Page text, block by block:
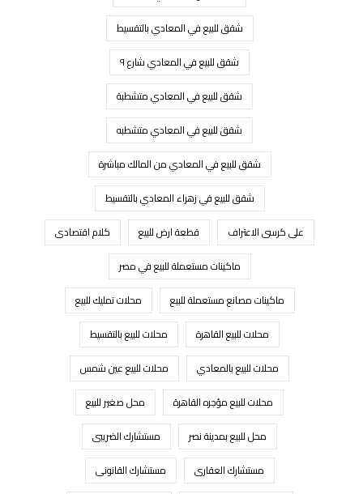
شقق للبيع في المعادي بالتقسيط
شقق للبيع في المعادي شارع ٩
شقق للبيع في المعادي متشطبة
شقق للبيع في المعادي متشطبه
شقق للبيع في المعادي من المالك مباشرة
شقق للبيع في زهراء المعادي بالتقسيط
على كرسى الاعتراف
قطعة ارض للبيع
كلام اقتصادى
ماكينات مستعملة للبيع في مصر
ماكينات مصانع مستعملة للبيع
محلات تمليك للبيع
محلات للبيع القاهرة
محلات للبيع بالتقسيط
محلات للبيع بالمعادي
محلات للبيع عين شمس
محلات للبيع مؤجره القاهرة
محل صغير للبيع
محل للبيع بمدينة نصر
مستشارك الضريبى
مستشارك العقارى
مستشارك القانونى